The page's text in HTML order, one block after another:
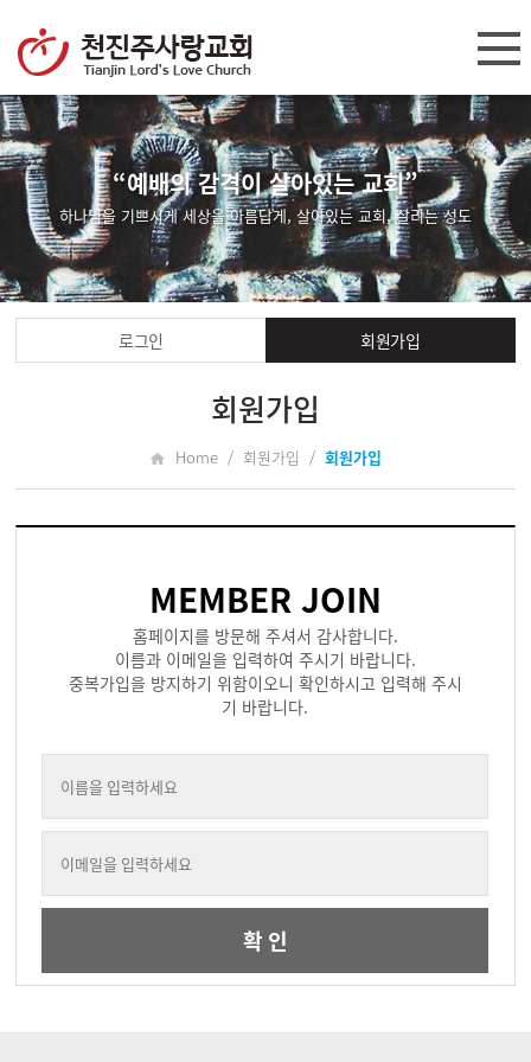
“예배의 감격이 살아있는 교회”
하나님을 기쁘시게 세상을 아름답게, 살아있는 교회, 살리는 성도
로그인 회원가입
회원가입
Home / 회원가입 / 회원가입
MEMBER JOIN
홈페이지를 방문해 주셔서 감사합니다.
이름과 이메일을 입력하여 주시기 바랍니다.
중복가입을 방지하기 위함이오니 확인하시고 입력해 주시
기 바랍니다.